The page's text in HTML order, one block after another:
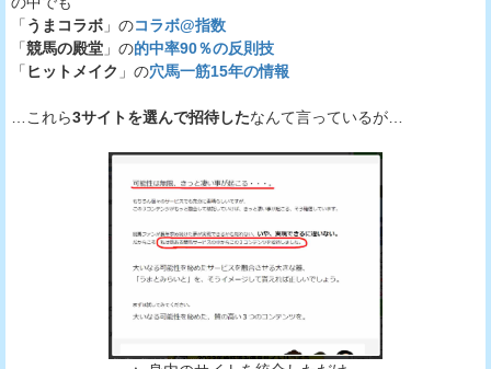
「 うまコラボ 」のコラボ@指数
「競馬の殿堂 」の的中率90％の反則技
「 ヒットメイク 」の穴馬一筋15年の情報
…これら3サイトを選んで招待したなんて言っているが…